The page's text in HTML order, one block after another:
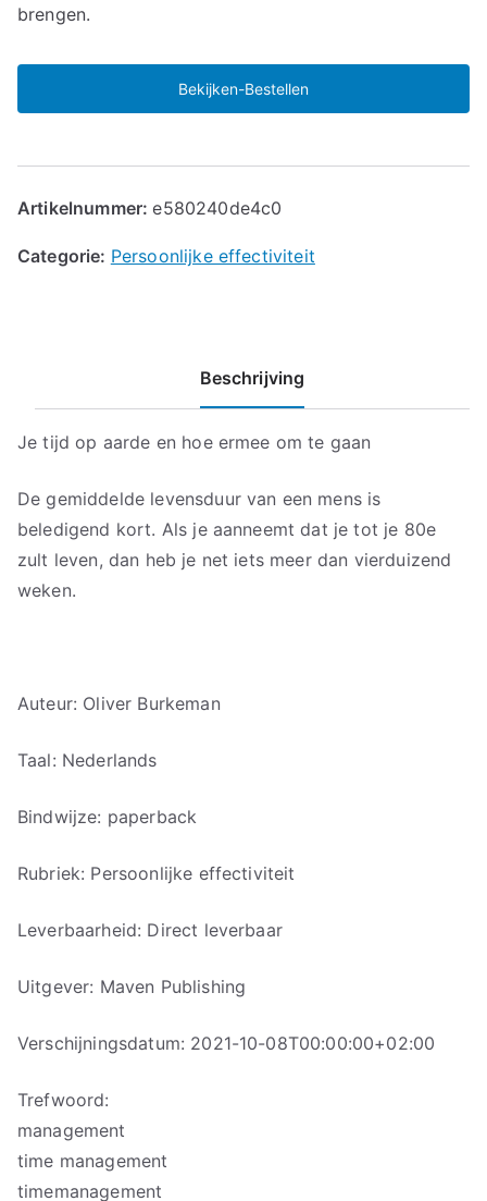
brengen.
Bekijken-Bestellen
Artikelnummer:e580240de4c0
Categorie: Persoonlijke effectiviteit
Beschrijving
Je tijd op aarde en hoe ermee om te gaan
De gemiddelde levensduur van een mens is
beledigend kort. Als je aanneemt dat je tot je 80e
zult leven, dan heb je net iets meer dan vierduizend
weken.
Auteur: Oliver Burkeman
Taal: Nederlands
Bindwijze: paperback
Rubriek: Persoonlijke effectiviteit
Leverbaarheid: Direct leverbaar
Uitgever: Maven Publishing
Verschijningsdatum: 2021-10-08T00:00:00+02:00
Trefwoord:
management
time management
timemanagement